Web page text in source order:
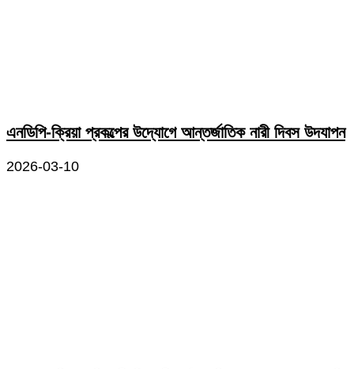
এনডিপি-ক্রিয়া প্রকল্পের উদ্যোগে আন্তর্জাতিক নারী দিবস উদযাপন
2026-03-10